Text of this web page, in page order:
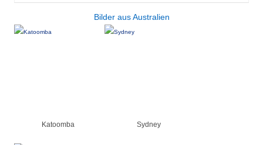
Bilder aus Australien
Katoomba Sydney